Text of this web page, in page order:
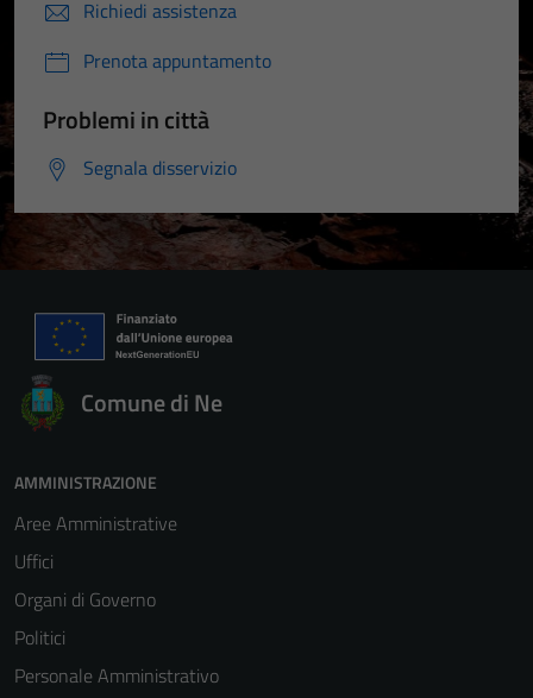
Richiedi assistenza
Prenota appuntamento
Problemi in città
Segnala disservizio
Comune di Ne
AMMINISTRAZIONE
Aree Amministrative
Uffici
Organi di Governo
Politici
Personale Amministrativo